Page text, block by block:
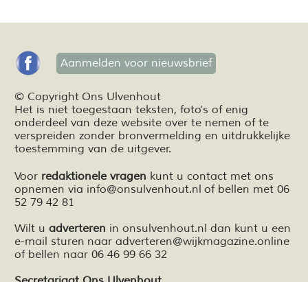
Aanmelden voor nieuwsbrief
© Copyright Ons Ulvenhout
Het is niet toegestaan teksten, foto’s of enig
onderdeel van deze website over te nemen of te
verspreiden zonder bronvermelding en uitdrukkelijke
toestemming van de uitgever.
Voor redaktionele vragen kunt u contact met ons
opnemen via info@onsulvenhout.nl of bellen met 06
52 79 42 81
Wilt u adverteren in onsulvenhout.nl dan kunt u een
e-mail sturen naar adverteren@wijkmagazine.online
of bellen naar 06 46 99 66 32